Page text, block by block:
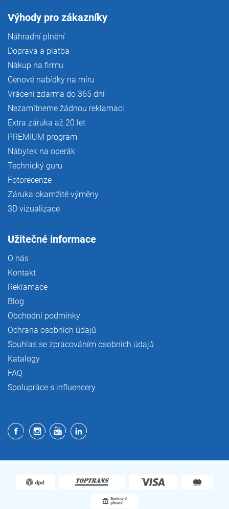
Výhody pro zákazníky
Náhradní plnění
Doprava a platba
Nákup na firmu
Cenové nabídky na míru
Vrácení zdarma do 365 dní
Nezamítneme žádnou reklamaci
Extra záruka až 20 let
PREMIUM program
Nábytek na operák
Technický guru
Fotorecenze
Záruka okamžité výměny
3D vizualizace
Užitečné informace
O nás
Kontakt
Reklamace
Blog
Obchodní podmínky
Ochrana osobních údajů
Souhlas se zpracováním osobních údajů
Katalogy
FAQ
Spolupráce s influencery